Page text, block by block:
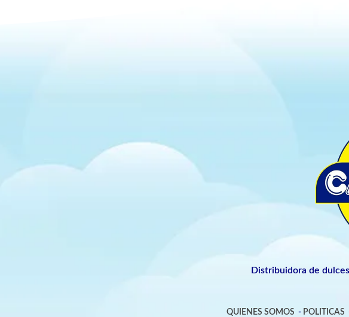
Distribuidora de
QUIENES SOMOS - POLITICAS